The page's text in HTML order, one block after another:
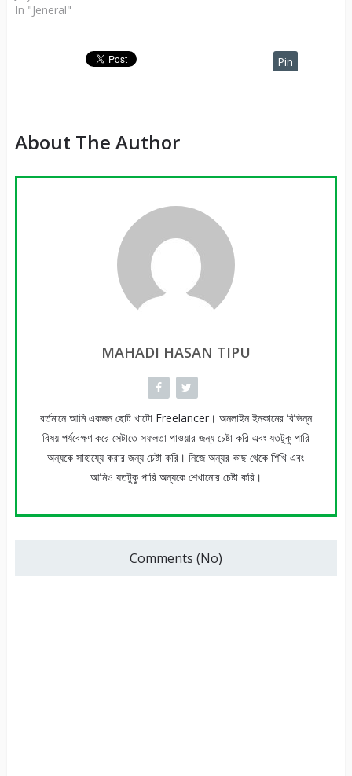
In "Jeneral"
Pin
About The Author
MAHADI HASAN TIPU
বর্তমানে আমি একজন ছোট খাটো Freelancer। অনলাইন ইনকামের বিভিন্ন
বিষয় পর্যবেক্ষণ করে সেটাতে সফলতা পাওয়ার জন্য চেষ্টা করি এবং যতটুকু পারি
অন্যকে সাহায্যে করার জন্য চেষ্টা করি। নিজে অন্যর কাছ থেকে শিখি এবং
আমিও যতটুকু পারি অন্যকে শেখানোর চেষ্টা করি।
Comments (No)